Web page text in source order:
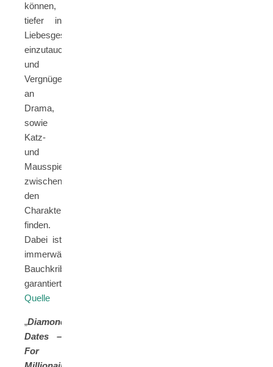
können,
tiefer in
Liebesgeschichten
einzutauchen
und
Vergnügen
an
Drama,
sowie
Katz-
und
Mausspiel
zwischen
den
Charakteren
finden.
Dabei ist
immerwährendes
Bauchkribbeln
garantiert.
Quelle
„Diamond
Dates –
For